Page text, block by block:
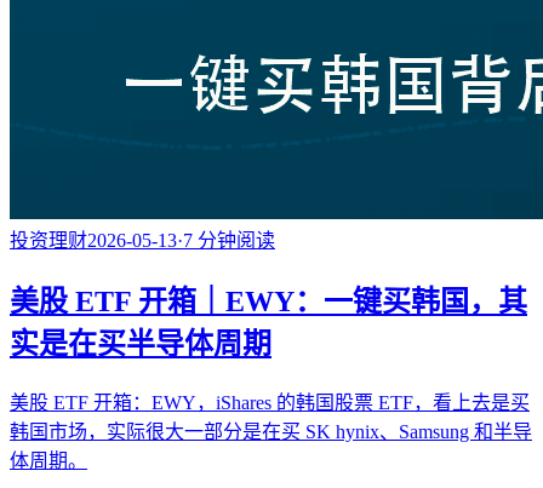
投资理财2026-05-13·7 分钟阅读
美股 ETF 开箱｜EWY：一键买韩国，其
实是在买半导体周期
美股 ETF 开箱：EWY，iShares 的韩国股票 ETF，看上去是买
韩国市场，实际很大一部分是在买 SK hynix、Samsung 和半导
体周期。